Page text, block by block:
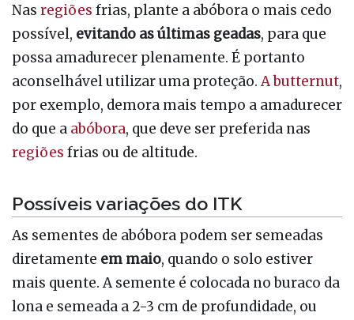
Nas regiões frias, plante a abóbora o mais cedo
possível, evitando as últimas geadas, para que
possa amadurecer plenamente. É portanto
aconselhável utilizar uma proteção.A butternut,
por exemplo, demora mais tempo a amadurecer
do que a abóbora, que deve ser preferida nas
regiões frias ou de altitude.
Possíveis variações do ITK
As sementes de abóbora podem ser semeadas
diretamente em maio, quando o solo estiver
mais quente. A semente é colocada no buraco da
lona e semeada a 2-3 cm de profundidade, ou